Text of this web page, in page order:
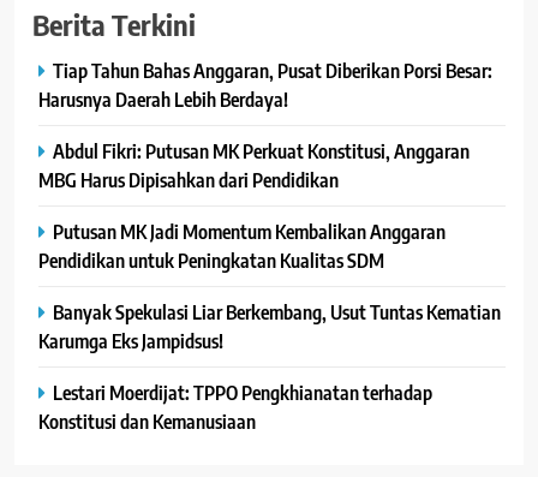
Berita Terkini
Tiap Tahun Bahas Anggaran, Pusat Diberikan Porsi Besar:
Harusnya Daerah Lebih Berdaya!
Abdul Fikri: Putusan MK Perkuat Konstitusi, Anggaran
MBG Harus Dipisahkan dari Pendidikan
Putusan MK Jadi Momentum Kembalikan Anggaran
Pendidikan untuk Peningkatan Kualitas SDM
Banyak Spekulasi Liar Berkembang, Usut Tuntas Kematian
Karumga Eks Jampidsus!
Lestari Moerdijat: TPPO Pengkhianatan terhadap
Konstitusi dan Kemanusiaan